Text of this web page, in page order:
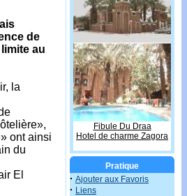
de
au
la
ont ainsi
du
El
Fibule Du Draa
Hotel de charme Zagora
Pratique
· Ajouter aux Favoris
· Liens